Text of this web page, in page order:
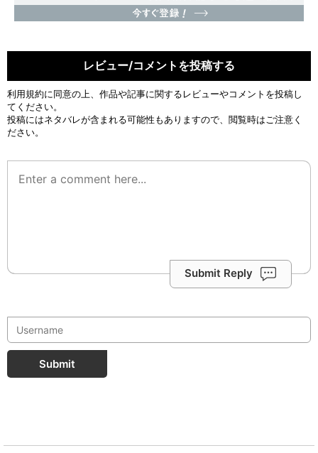
レビュー/コメントを投稿する
利用規約に同意の上、作品や記事に関するレビューやコメントを投稿し
てください。
投稿にはネタバレが含まれる可能性もありますので、閲覧時はご注意く
ださい。
Submit Reply
Submit